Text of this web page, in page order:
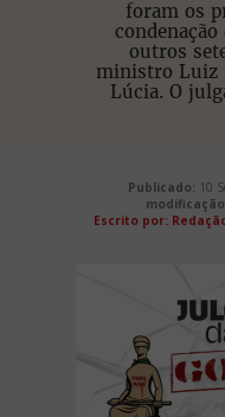
foram os
outros
ministro Luiz
Lúcia. O
Publicado: 10
Escrito por: